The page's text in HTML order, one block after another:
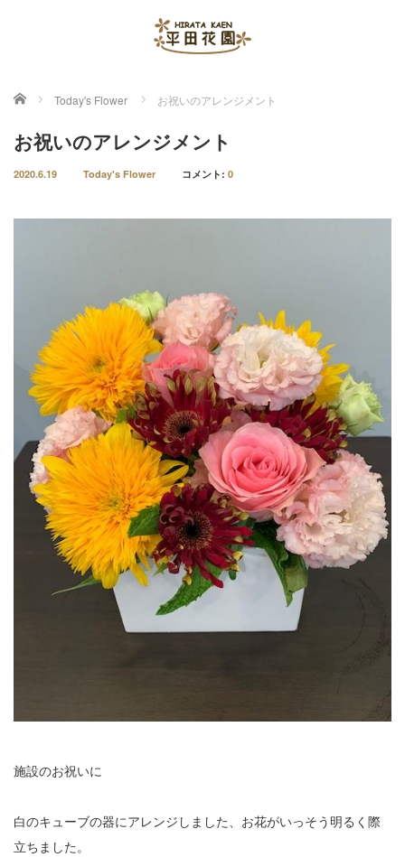
ホーム Today's Flower お祝いのアレンジメント
お祝いのアレンジメント
2020.6.19 Today's Flower コメント: 0
施設のお祝いに
白のキューブの器にアレンジしました、お花がいっそう明るく際
立ちました。